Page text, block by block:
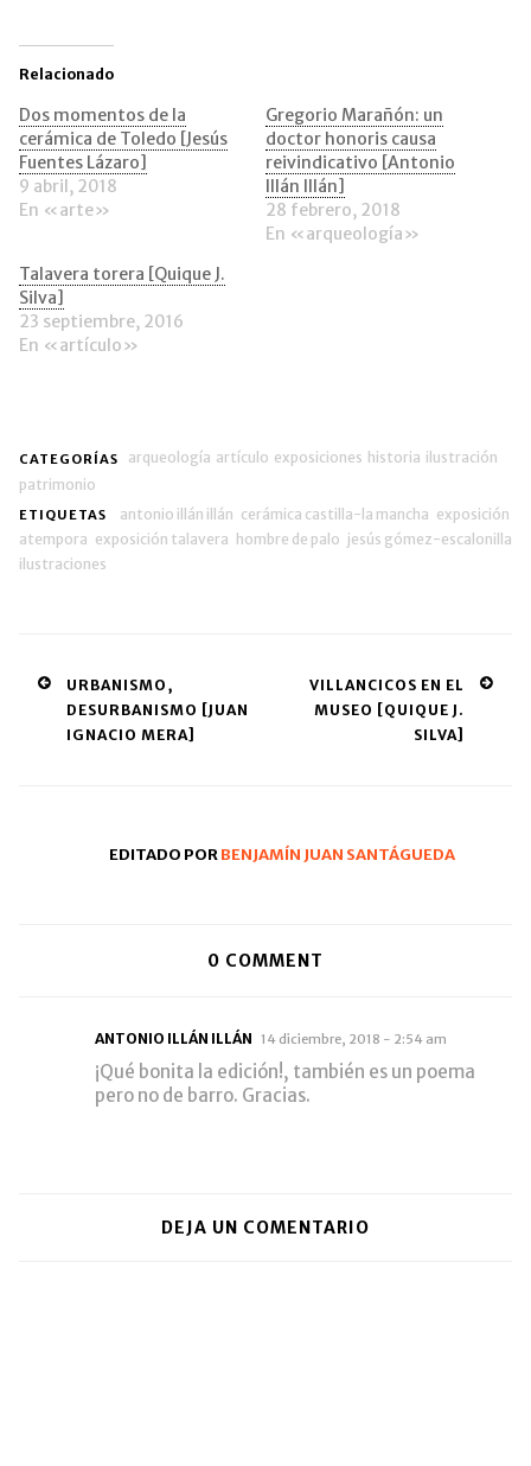
Facebook
(Se
abre
una
ventana
nueva)
una
ventana
nueva)
a
un
amigo
(Se
nueva)
Relacionado
Dos momentos de la
cerámica de Toledo [Jesús
Fuentes Lázaro]
9 abril, 2018
En «arte»
Gregorio Marañón: un
doctor honoris causa
reivindicativo [Antonio
Illán Illán]
28 febrero, 2018
En «arqueología»
Talavera torera [Quique J.
Silva]
23 septiembre, 2016
En «artículo»
CATEGORÍAS arqueología artículo exposiciones historia ilustración
patrimonio
ETIQUETAS antonio illán illán cerámica castilla-la mancha exposición
atempora exposición talavera hombre de palo jesús gómez-escalonilla
ilustraciones
Post
navigation
URBANISMO,
DESURBANISMO [JUAN
IGNACIO MERA]
VILLANCICOS EN EL
MUSEO [QUIQUE J.
SILVA]
EDITADO PORBENJAMÍN JUAN SANTÁGUEDA
0 COMMENT
ANTONIO ILLÁN ILLÁN 14 diciembre, 2018 - 2:54 am
¡Qué bonita la edición!, también es un poema
pero no de barro. Gracias.
DEJA UN COMENTARIO